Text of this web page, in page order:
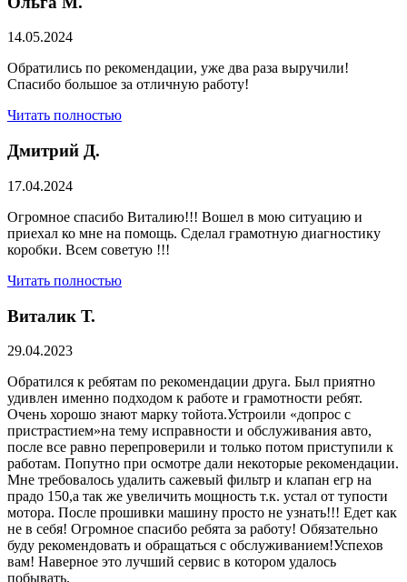
14.05.2024
Обратились по рекомендации, уже два раза выручили!
Спасибо большое за отличную работу!
Читать полностью
Дмитрий Д.
17.04.2024
Огромное спасибо Виталию!!! Вошел в мою ситуацию и
приехал ко мне на помощь. Сделал грамотную диагностику
коробки. Всем советую !!!
Читать полностью
Виталик Т.
29.04.2023
Обратился к ребятам по рекомендации друга. Был приятно
удивлен именно подходом к работе и грамотности ребят.
Очень хорошо знают марку тойота.Устроили «допрос с
пристрастием»на тему исправности и обслуживания авто,
после все равно перепроверили и только потом приступили к
работам. Попутно при осмотре дали некоторые рекомендации.
Мне требовалось удалить сажевый фильтр и клапан егр на
прадо 150,а так же увеличить мощность т.к. устал от тупости
мотора. После прошивки машину просто не узнать!!! Едет как
не в себя! Огромное спасибо ребята за работу! Обязательно
буду рекомендовать и обращаться с обслуживанием!Успехов
вам! Наверное это лучший сервис в котором удалось
побывать.